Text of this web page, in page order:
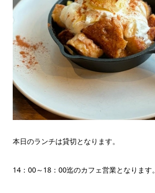
本日のランチは貸切となります。
14：00～18：00迄のカフェ営業となります。